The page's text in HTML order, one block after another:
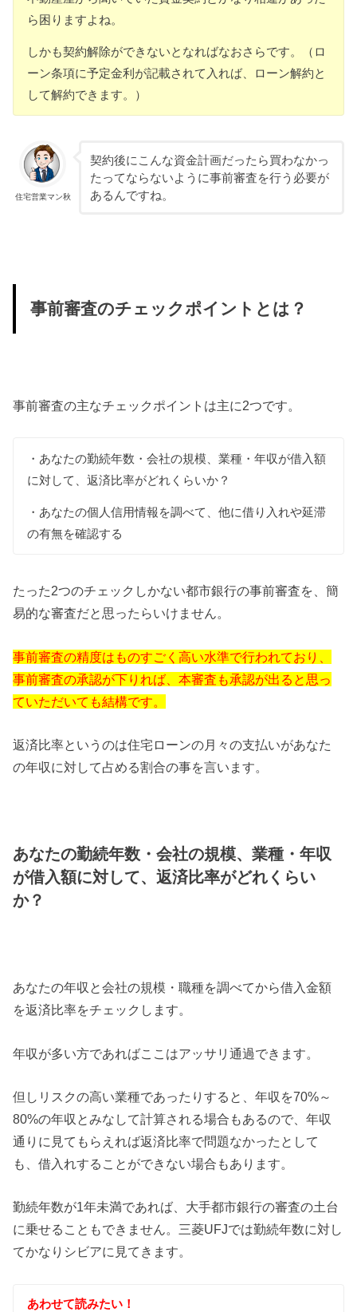
ら困りますよね。
しかも契約解除ができないとなればなおさらです。（ロ
ーン条項に予定金利が記載されて入れば、ローン解約と
して解約できます。）
住宅営業マン秋
契約後にこんな資金計画だったら買わなかっ
たってならないように事前審査を行う必要が
あるんですね。
事前審査のチェックポイントとは？
事前審査の主なチェックポイントは主に2つです。
・あなたの勤続年数・会社の規模、業種・年収が借入額
に対して、返済比率がどれくらいか？
・あなたの個人信用情報を調べて、他に借り入れや延滞
の有無を確認する
たった2つのチェックしかない都市銀行の事前審査を、簡
易的な審査だと思ったらいけません。
事前審査の精度はものすごく高い水準で行われており、
事前審査の承認が下りれば、本審査も承認が出ると思っ
ていただいても結構です。
返済比率というのは住宅ローンの月々の支払いがあなた
の年収に対して占める割合の事を言います。
あなたの勤続年数・会社の規模、業種・年収
が借入額に対して、返済比率がどれくらい
か？
あなたの年収と会社の規模・職種を調べてから借入金額
を返済比率をチェックします。
年収が多い方であればここはアッサリ通過できます。
但しリスクの高い業種であったりすると、年収を70%～
80%の年収とみなして計算される場合もあるので、年収
通りに見てもらえれば返済比率で問題なかったとして
も、借入れすることができない場合もあります。
勤続年数が1年未満であれば、大手都市銀行の審査の土台
に乗せることもできません。三菱UFJでは勤続年数に対し
てかなりシビアに見てきます。
あわせて読みたい！